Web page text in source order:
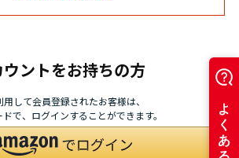
ントをお持ちの方
して会員登録されたお客様は、
で、ログインすることができます。